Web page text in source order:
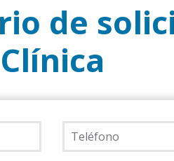
de
Clínica